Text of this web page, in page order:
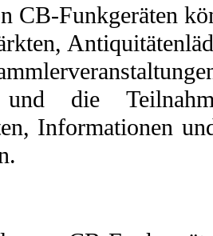
CB-Funkgeräten
und die
Informationen